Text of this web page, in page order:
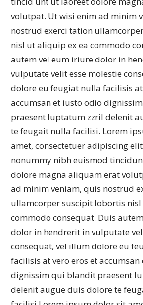
volutpat. Ut wisi enim ad minim
nostrud exerci tation
nisl ut aliquip ex ea commodo
autem vel eum iriure dolor in
vulputate velit esse molestie
dolore eu feugiat nulla facilisis at
accumsan et iusto odio
praesent luptatum zzril delenit
te feugait nulla facilisi. Lorem
amet, consectetuer adipiscing
nonummy nibh euismod
dolore magna aliquam erat
ad minim veniam, quis nostrud
ullamcorper suscipit lobortis
commodo consequat. Duis
dolor in hendrerit in vulputate
consequat, vel illum dolore eu
facilisis at vero eros et
dignissim qui blandit praesent
delenit augue duis dolore te